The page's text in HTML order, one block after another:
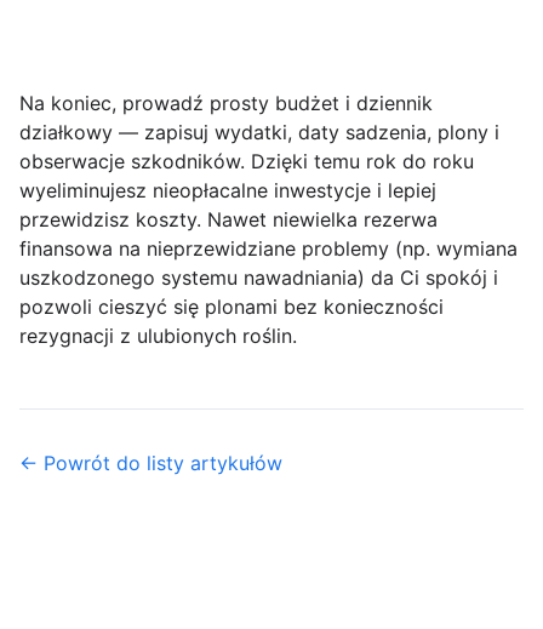
Na koniec, prowadź prosty budżet i dziennik
działkowy — zapisuj wydatki, daty sadzenia, plony i
obserwacje szkodników. Dzięki temu rok do roku
wyeliminujesz nieopłacalne inwestycje i lepiej
przewidzisz koszty. Nawet niewielka rezerwa
finansowa na nieprzewidziane problemy (np. wymiana
uszkodzonego systemu nawadniania) da Ci spokój i
pozwoli cieszyć się plonami bez konieczności
rezygnacji z ulubionych roślin.
← Powrót do listy artykułów